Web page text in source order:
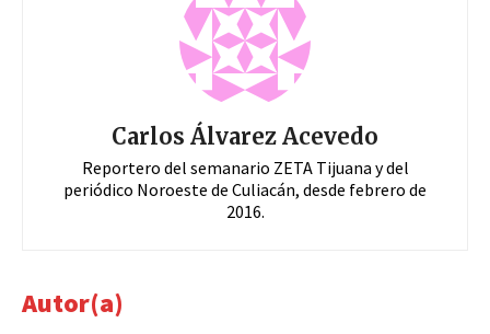
Carlos Álvarez Acevedo
Reportero del semanario ZETA Tijuana y del
periódico Noroeste de Culiacán, desde febrero de
2016.
Autor(a)